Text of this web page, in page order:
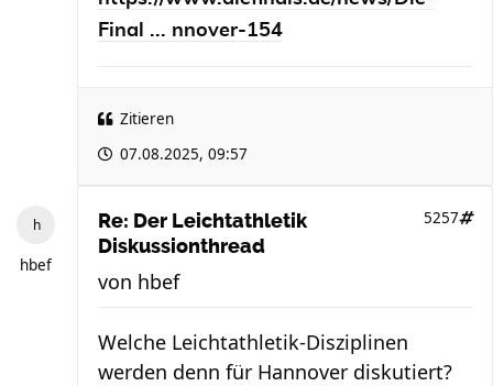
Final ... nnover-154
Zitieren
07.08.2025, 09:57
hbef
Re: Der Leichtathletik
Diskussionthread
5257
von hbef
Welche Leichtathletik-Disziplinen
werden denn für Hannover diskutiert?